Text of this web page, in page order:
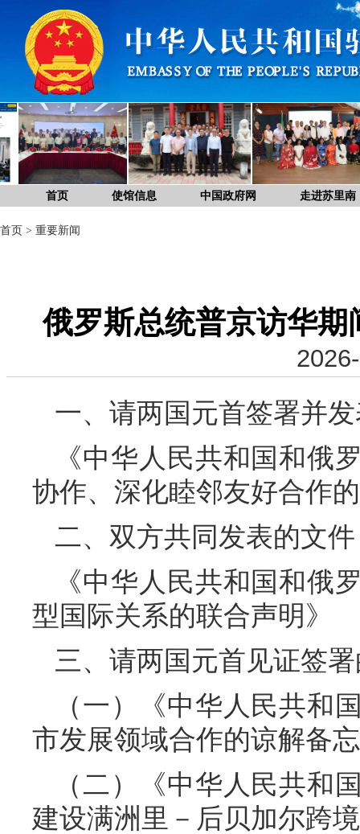
首页 使馆信息 中国政府网 走进苏里南
首页 > 重要新闻
俄罗斯总统普京访华
一、请两国元首签署并
《中华人民共和国和俄
协作、深化睦邻友好合作
二、双方共同发表的文件
《中华人民共和国和俄
型国际关系的联合声明》
三、请两国元首见证签
（一）《中华人民共和
市发展领域合作的谅解备
（二）《中华人民共和
建设满洲里－后贝加尔跨